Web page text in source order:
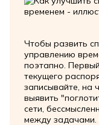
Чтобы развить
управлению
поэтапно.
текущего
записывайте, на
выявить
сети,
между